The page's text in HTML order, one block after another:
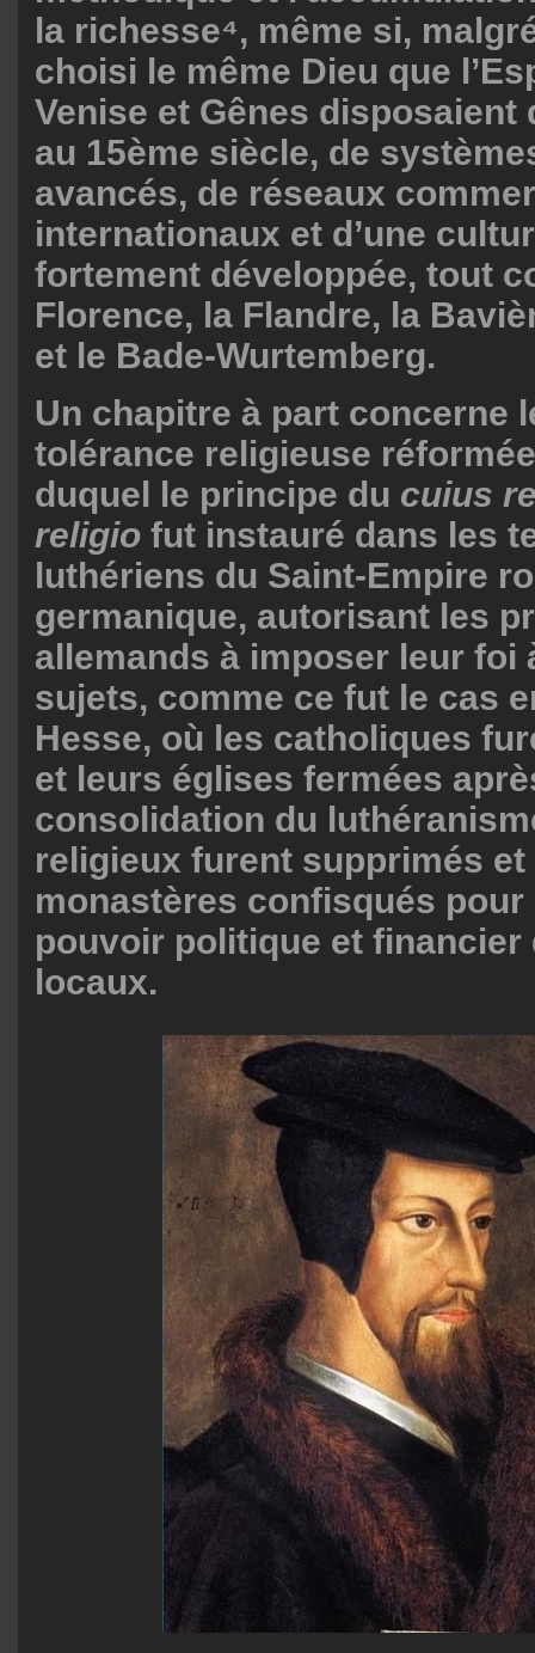
la richesse⁴, même si,
choisi le même Dieu que
Venise et Gênes disposaient
au 15ème siècle, de
avancés, de réseaux
internationaux et d’une
fortement développée, tout
Florence, la Flandre, la
et le Bade-Wurtemberg.
Un chapitre à part concerne
tolérance religieuse
duquel le principe du cuius
religio fut instauré dans les
luthériens du Saint-Empire
germanique, autorisant les
allemands à imposer leur foi
sujets, comme ce fut le cas
Hesse, où les catholiques
et leurs églises fermées
consolidation du
religieux furent supprimés et
monastères confisqués
pouvoir politique et financier
locaux.